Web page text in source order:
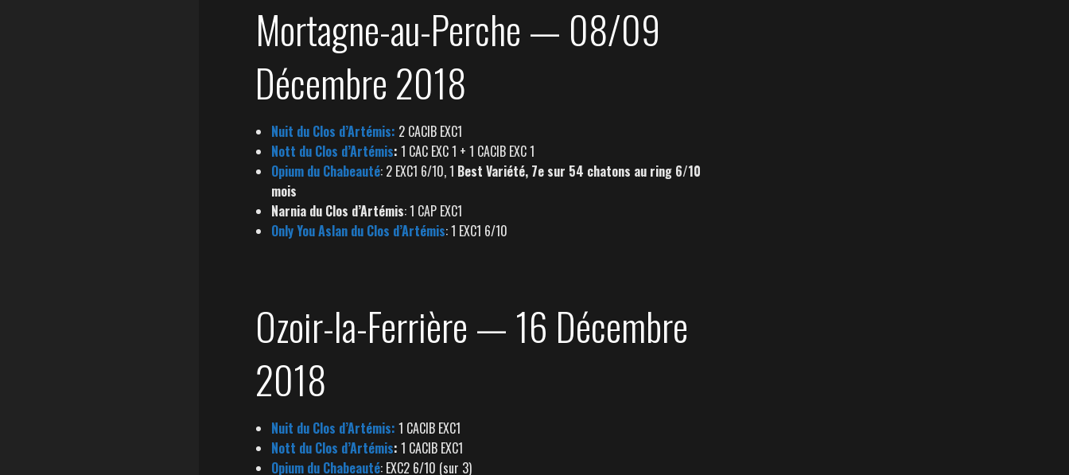
Mortagne-au-Perche — 08/09
Décembre 2018
Nuit du Clos d’Artémis: 2 CACIB EXC1
Nott du Clos d’Artémis: 1 CAC EXC 1 + 1 CACIB EXC 1
Opium du Chabeauté: 2 EXC1 6/10, 1 Best Variété, 7e sur 54 chatons au ring 6/10
mois
Narnia du Clos d’Artémis: 1 CAP EXC1
Only You Aslan du Clos d’Artémis: 1 EXC1 6/10
Ozoir-la-Ferrière — 16 Décembre
2018
Nuit du Clos d’Artémis: 1 CACIB EXC1
Nott du Clos d’Artémis: 1 CACIB EXC1
Opium du Chabeauté: EXC2 6/10 (sur 3)